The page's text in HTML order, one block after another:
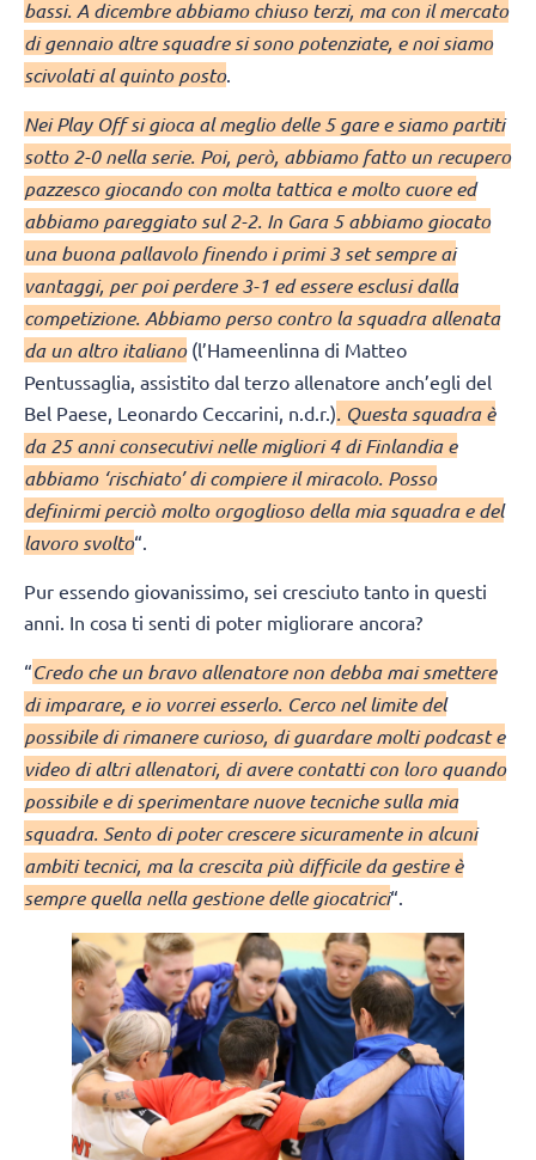
bassi. A dicembre abbiamo chiuso terzi, ma con il mercato
di gennaio altre squadre si sono potenziate, e noi siamo
scivolati al quinto posto.
Nei Play Off si gioca al meglio delle 5 gare e siamo partiti
sotto 2-0 nella serie. Poi, però, abbiamo fatto un recupero
pazzesco giocando con molta tattica e molto cuore ed
abbiamo pareggiato sul 2-2. In Gara 5 abbiamo giocato
una buona pallavolo finendo i primi 3 set sempre ai
vantaggi, per poi perdere 3-1 ed essere esclusi dalla
competizione. Abbiamo perso contro la squadra allenata
da un altro italiano(l’Hameenlinna di Matteo
Pentussaglia, assistito dal terzo allenatore anch’egli del
Bel Paese, Leonardo Ceccarini, n.d.r.). Questa squadra è
da 25 anni consecutivi nelle migliori 4 di Finlandia e
abbiamo ‘rischiato’ di compiere il miracolo. Posso
definirmi perciò molto orgoglioso della mia squadra e del
lavoro svolto“.
Pur essendo giovanissimo, sei cresciuto tanto in questi
anni. In cosa ti senti di poter migliorare ancora?
“Credo che un bravo allenatore non debba mai smettere
di imparare, e io vorrei esserlo. Cerco nel limite del
possibile di rimanere curioso, di guardare molti podcast e
video di altri allenatori, di avere contatti con loro quando
possibile e di sperimentare nuove tecniche sulla mia
squadra. Sento di poter crescere sicuramente in alcuni
ambiti tecnici, ma la crescita più difficile da gestire è
sempre quella nella gestione delle giocatrici“.